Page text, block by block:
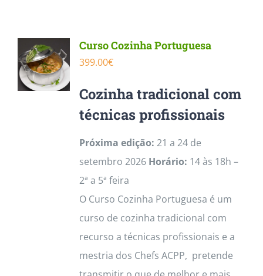
Curso Cozinha Portuguesa
399.00€
Cozinha tradicional com
técnicas profissionais
Próxima edição: 21 a 24 de
setembro 2026 Horário: 14 às 18h –
2ª a 5ª feira
O Curso Cozinha Portuguesa é um
curso de cozinha tradicional com
recurso a técnicas profissionais e a
mestria dos Chefs ACPP, pretende